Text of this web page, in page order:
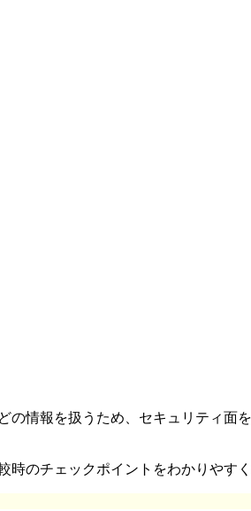
情報を扱うため、セキュリティ面
のチェックポイントをわかりやすく